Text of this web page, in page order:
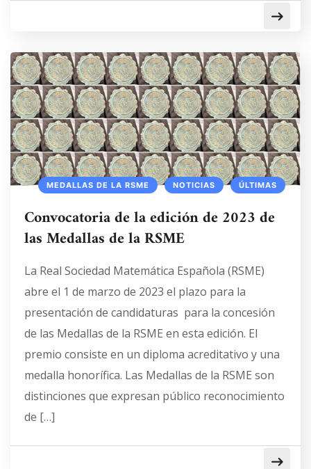
MEDALLAS DE LA RSME NOTICIAS ÚLTIMAS
Convocatoria de la edición de 2023 de
las Medallas de la RSME
La Real Sociedad Matemática Española (RSME)
abre el 1 de marzo de 2023 el plazo para la
presentación de candidaturas para la concesión
de las Medallas de la RSME en esta edición. El
premio consiste en un diploma acreditativo y una
medalla honorífica. Las Medallas de la RSME son
distinciones que expresan público reconocimiento
de […]